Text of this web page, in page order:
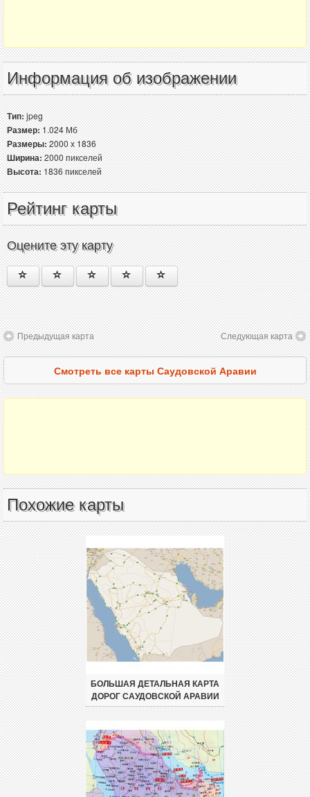
Информация об изображении
Тип:jpeg
Размер:1.024 Мб
Размеры:2000 x 1836
Ширина:2000 пикселей
Высота:1836 пикселей
Рейтинг карты
Оцените эту карту
Предыдущая карта Следующая карта
Смотреть все карты Саудовской Аравии
Похожие карты
БОЛЬШАЯ ДЕТАЛЬНАЯ КАРТА
ДОРОГ САУДОВСКОЙ АРАВИИ